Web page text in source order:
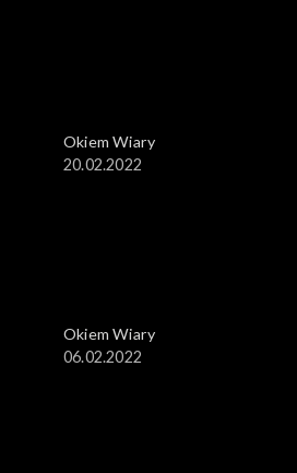
Okiem Wiary
20.02.2022
Okiem Wiary
06.02.2022